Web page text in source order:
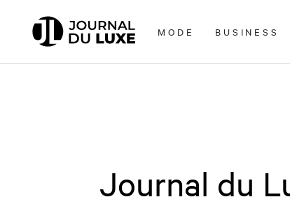
directement
MODE BUSINESS
Journal du